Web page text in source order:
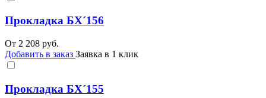
Прокладка БХ´156
От 2 208 руб.
Добавить в заказ Заявка в 1 клик
Прокладка БХ´155